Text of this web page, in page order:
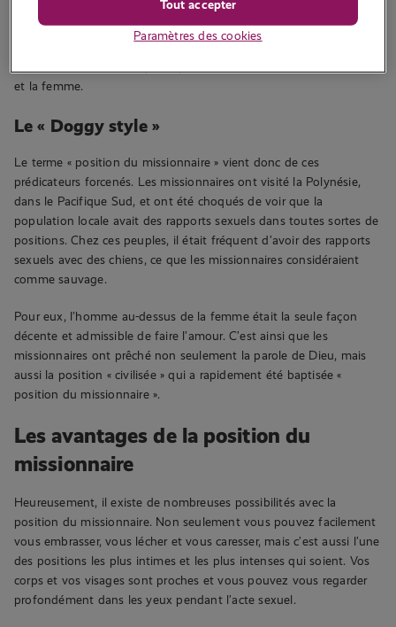
et non civilisés, qui se livraient secrètement à des plaisirs oraux,
anaux ou homosexuels. La position du missionnaire était en
et la femme.
Le « Doggy style »
Le terme « position du missionnaire » vient donc de ces
prédicateurs forcenés. Les missionnaires ont visité la Polynésie,
dans le Pacifique Sud, et ont été choqués de voir que la
population locale avait des rapports sexuels dans toutes sortes de
positions. Chez ces peuples, il était fréquent d’avoir des rapports
sexuels avec des chiens, ce que les missionnaires considéraient
comme sauvage.
Pour eux, l’homme au-dessus de la femme était la seule façon
décente et admissible de faire l’amour. C’est ainsi que les
missionnaires ont prêché non seulement la parole de Dieu, mais
aussi la position « civilisée » qui a rapidement été baptisée «
position du missionnaire ».
Les avantages de la position du
missionnaire
Heureusement, il existe de nombreuses possibilités avec la
position du missionnaire. Non seulement vous pouvez facilement
vous embrasser, vous lécher et vous caresser, mais c’est aussi l’une
des positions les plus intimes et les plus intenses qui soient. Vos
corps et vos visages sont proches et vous pouvez vous regarder
profondément dans les yeux pendant l’acte sexuel.
Paramètres des cookies
Tout accepter